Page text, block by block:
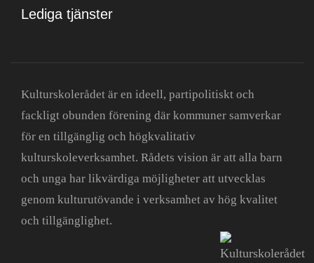
Lediga tjänster
Kulturskolerådet är en ideell, partipolitiskt och
fackligt obunden förening där kommuner samverkar
för en tillgänglig och högkvalitativ
kulturskoleverksamhet. Rådets vision är att alla barn
och unga har likvärdiga möjligheter att utvecklas
genom kulturutövande i verksamhet av hög kvalitet
och tillgänglighet.